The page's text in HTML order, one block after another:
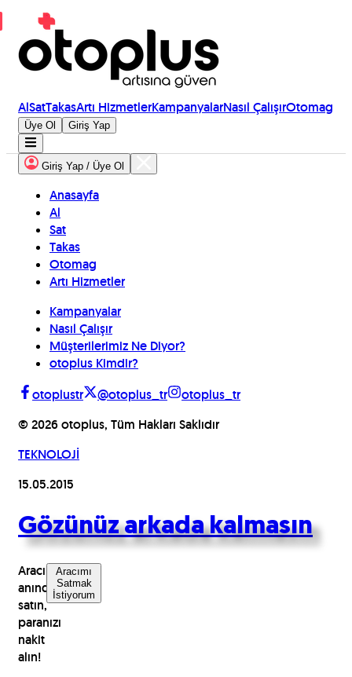
AlSatTakasArtı HizmetlerKampanyalarNasıl ÇalışırOtomag
Üye Ol Giriş Yap
Giriş Yap / Üye Ol
Anasayfa
Al
Sat
Takas
Otomag
Artı Hizmetler
Kampanyalar
Nasıl Çalışır
Müşterilerimiz Ne Diyor?
otoplus Kimdir?
otoplustr
@otoplus_tr
otoplus_tr
© 2026 otoplus, Tüm Hakları Saklıdır
TEKNOLOJİ
15.05.2015
Gözünüz arkada kalmasın
Aracınızı
anında
satın,
paranızı
nakit
alın!
Aracımı
Satmak
İstiyorum